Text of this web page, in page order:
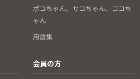
ポコちゃん、サコちゃん、ココち
ゃん
用語集
会員の方